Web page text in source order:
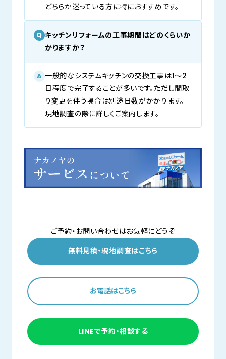
どちらか迷っている方に特におすすめです。
Q キッチンリフォームの工事期間はどのくらいか
かりますか？
A 一般的なシステムキッチンの交換工事は1〜2
日程度で完了することが多いです。ただし間取
り変更を伴う場合は別途日数がかかります。
現地調査の際に詳しくご案内します。
ご予約・お問い合わせはお気軽にどうぞ
無料見積・現地調査はこちら
お電話はこちら
LINEで予約・相談する